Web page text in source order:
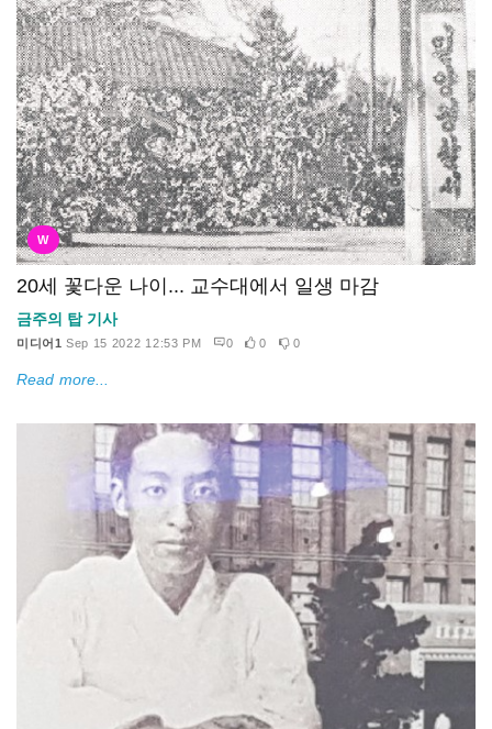
W
20세 꽃다운 나이... 교수대에서 일생 마감
금주의 탑 기사
미디어1 Sep 15 2022 12:53 PM 0 0 0
Read more...